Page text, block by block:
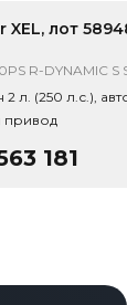
XEL, лот
л. (250 л.с.),
привод
181